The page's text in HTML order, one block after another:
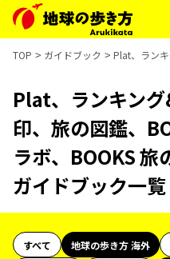
TOP ガイドブック Plat、ラン
Plat、ランキン
印、旅の図鑑、
ラボ、BOOKS 旅
ガイドブック一覧
すべて 地球の歩き方 海外